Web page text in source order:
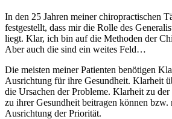
In den 25 Jahren meiner chiropractischen
festgestellt, dass mir die Rolle des
liegt. Klar, ich bin auf die Methoden der
Aber auch die sind ein weites Feld…
Die meisten meiner Patienten benötigen
Ausrichtung für ihre Gesundheit. Klarheit
die Ursachen der Probleme. Klarheit zu
zu ihrer Gesundheit beitragen können bzw.
Ausrichtung der Priorität.